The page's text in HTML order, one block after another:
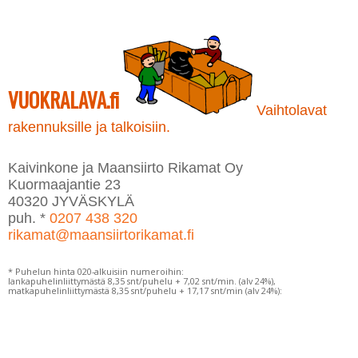
tuotteen
sivulla.
VUOKRALAVA.fi
Vaihtolavat
rakennuksille ja talkoisiin.
Kaivinkone ja Maansiirto Rikamat Oy
Kuormaajantie 23
40320 JYVÄSKYLÄ
puh. * 0207 438 320
rikamat@maansiirtorikamat.fi
* Puhelun hinta 020-alkuisiin numeroihin:
lankapuhelinliittymästä 8,35 snt/puhelu + 7,02 snt/min. (alv 24%),
matkapuhelinliittymästä 8,35 snt/puhelu + 17,17 snt/min (alv 24%):